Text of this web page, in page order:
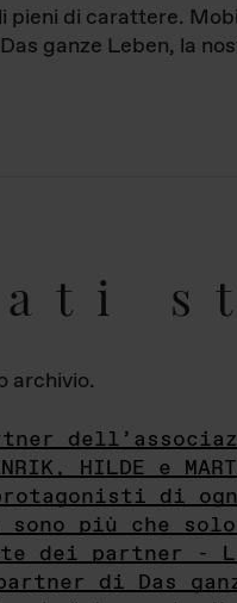
pieni di carattere.
ganze Leben, la
archivio.
HILDE e
i protagonisti di
sono più che
dei partner -
di Das